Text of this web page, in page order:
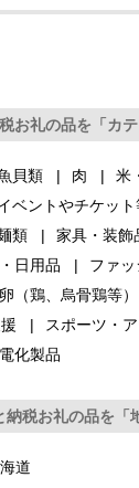
お礼の品を「カ
貝類 肉 米
ベントやチケット
類 家具・装飾
日用品 ファ
卵（鶏、烏骨鶏等）
スポーツ・
電化製品
納税お礼の品を「
道